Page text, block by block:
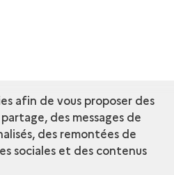
afin de vous proposer des
des messages de
des remontées de
sociales et des contenus